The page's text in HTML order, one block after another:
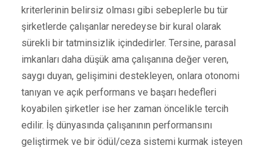
kriterlerinin belirsiz olması gibi sebeplerle bu tür
şirketlerde çalışanlar neredeyse bir kural olarak
sürekli bir tatminsizlik içindedirler. Tersine, parasal
imkanları daha düşük ama çalışanına değer veren,
saygı duyan, gelişimini destekleyen, onlara otonomi
tanıyan ve açık performans ve başarı hedefleri
koyabilen şirketler ise her zaman öncelikle tercih
edilir. İş dünyasında çalışanının performansını
geliştirmek ve bir ödül/ceza sistemi kurmak isteyen